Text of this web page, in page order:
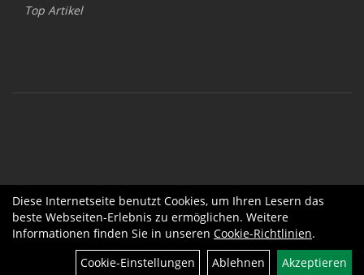
Top Artikel
Diese Internetseite benutzt Cookies, um Ihren Lesern das
beste Webseiten-Erlebnis zu ermöglichen. Weitere
Informationen finden Sie in unseren Cookie-Richtlinien.
Cookie-Einstellungen
Ablehnen Akzeptieren